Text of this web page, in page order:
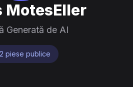
MotesEller
Generată de AI
2 piese publice